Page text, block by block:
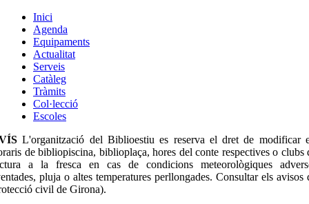
Inici
Agenda
Equipaments
Actualitat
Serveis
Catàleg
Tràmits
Col·lecció
Escoles
L'organització del Biblioestiu es reserva el dret de modificar
de bibliopiscina, biblioplaça, hores del conte respectives o clubs
a la fresca en cas de condicions meteorològiques
pluja o altes temperatures perllongades. Consultar els avisos
civil de Girona).